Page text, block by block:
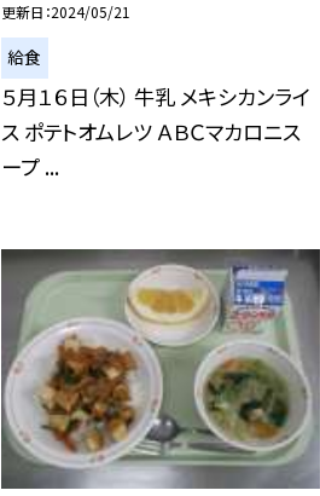
更新日 2024/05/21
給食
５月１６日（木） 牛乳 メキシカンライ
ス ポテトオムレツ ＡＢＣマカロニス
ープ ...